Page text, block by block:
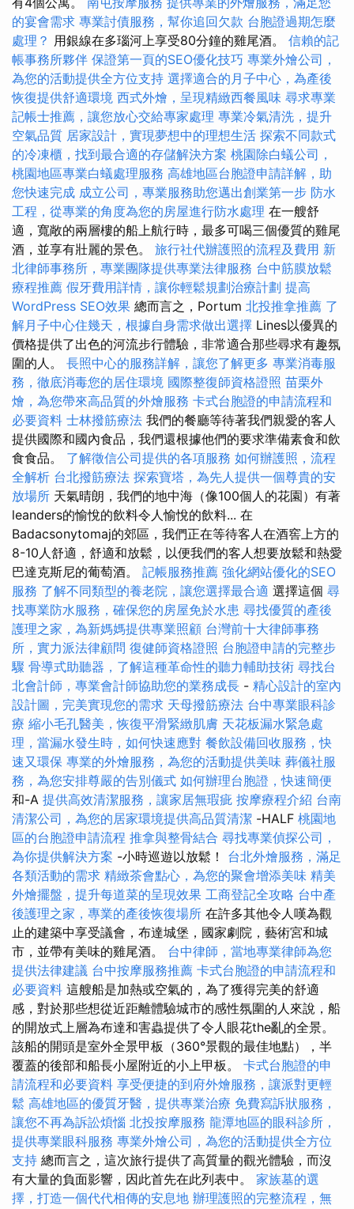
的宴會需求 專業討債服務，幫你追回欠款 台胞證過期怎麼
處理？ 用銀線在多瑙河上享受80分鐘的雞​​尾酒。 信賴的記
帳事務所夥伴 保證第一頁的SEO優化技巧 專業外燴公司，
為您的活動提供全方位支持 選擇適合的月子中心，為產後
恢復提供舒適環境 西式外燴，呈現精緻西餐風味 尋求專業
記帳士推薦，讓您放心交給專家處理 專業冷氣清洗，提升
空氣品質 居家設計，實現夢想中的理想生活 探索不同款式
的冷凍櫃，找到最合適的存儲解決方案 桃園除白蟻公司，
桃園地區專業白蟻處理服務 高雄地區台胞證申請詳解，助
您快速完成 成立公司，專業服務助您邁出創業第一步 防水
工程，從專業的角度為您的房屋進行防水處理 在一艘舒
適，寬敞的兩層樓的船上航行時，最多可喝三個優質的雞尾
酒，並享有壯麗的景色。 旅行社代辦護照的流程及費用 新
北律師事務所，專業團隊提供專業法律服務 台中筋膜放鬆
療程推薦 假牙費用詳情，讓你輕鬆規劃治療計劃 提高
WordPress SEO效果 總而言之，Portum 北投推拿推薦 了
解月子中心住幾天，根據自身需求做出選擇 Lines以優異的
價格提供了出色的河流步行體驗，非常適合那些尋求有趣氛
圍的人。 長照中心的服務詳解，讓您了解更多 專業消毒服
務，徹底消毒您的居住環境 國際整復師資格證照 苗栗外
燴，為您帶來高品質的外燴服務 卡式台胞證的申請流程和
必要資料 士林撥筋療法 我們的餐廳等待著我們親愛的客人
提供國際和國內食品，我們還根據他們的要求準備素食和飲
食食品。 了解徵信公司提供的各項服務 如何辦護照，流程
全解析 台北撥筋療法 探索寶塔，為先人提供一個尊貴的安
放場所 天氣晴朗，我們的地中海（像100個人的花園）有著
leanders的愉悅的飲料令人愉悅的飲料... 在
Badacsonytomaj的郊區，我們正在等待客人在酒窖上方的
8-10人舒適，舒適和放鬆，以便我們的客人想要放鬆和熱愛
巴達克斯尼的葡萄酒。 記帳服務推薦 強化網站優化的SEO
服務 了解不同類型的養老院，讓您選擇最合適 選擇這個 尋
找專業防水服務，確保您的房屋免於水患 尋找優質的產後
護理之家，為新媽媽提供專業照顧 台灣前十大律師事務
所，實力派法律顧問 復健師資格證照 台胞證申請的完整步
驟 骨導式助聽器，了解這種革命性的聽力輔助技術 尋找台
北會計師，專業會計師協助您的業務成長 - 精心設計的室內
設計圖，完美實現您的需求 天母撥筋療法 台中專業眼科診
療 縮小毛孔醫美，恢復平滑緊緻肌膚 天花板漏水緊急處
理，當漏水發生時，如何快速應對 餐飲設備回收服務，快
速又環保 專業的外燴服務，為您的活動提供美味 葬儀社服
務，為您安排尊嚴的告別儀式 如何辦理台胞證，快速簡便
和-A 提供高效清潔服務，讓家居無瑕疵 按摩療程介紹 台南
清潔公司，為您的居家環境提供高品質清潔 -HALF 桃園地
區的台胞證申請流程 推拿與整骨結合 尋找專業偵探公司，
為你提供解決方案 -小時巡遊以放鬆！ 台北外燴服務，滿足
各類活動的需求 精緻茶會點心，為您的聚會增添美味 精美
外燴擺盤，提升每道菜的呈現效果 工商登記全攻略 台中產
後護理之家，專業的產後恢復場所 在許多其他令人嘆為觀
止的建築中享受議會，布達城堡，國家劇院，藝術宮和城
市，並帶有美味的雞尾酒。 台中律師，當地專業律師為您
提供法律建議 台中按摩服務推薦 卡式台胞證的申請流程和
必要資料 這艘船是加熱或空氣的，為了獲得完美的舒適
感，對於那些想從近距離體驗城市的感性氛圍的人來說，船
的開放式上層為布達和害蟲提供了令人眼花the亂的全景。
該船的開頭是室外全景甲板（360°景觀的最佳地點），半
覆蓋的後部和船長小屋附近的小上甲板。 卡式台胞證的申
請流程和必要資料 享受便捷的到府外燴服務，讓派對更輕
鬆 高雄地區的優質牙醫，提供專業治療 免費寫訴狀服務，
讓您不再為訴訟煩惱 北投按摩服務 龍潭地區的眼科診所，
提供專業眼科服務 專業外燴公司，為您的活動提供全方位
支持 總而言之，這次旅行提供了高質量的觀光體驗，而沒
有大量的負面影響，因此首先在此列表中。 家族墓的選
擇，打造一個代代相傳的安息地 辦理護照的完整流程，無